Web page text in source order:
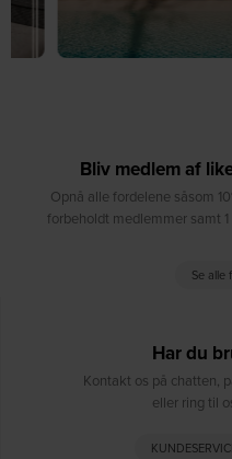
Bliv medlem af
Opnå alle fordelene såsom
forbeholdt medlemmer samt
Se alle
Har du
Kontakt os på chatten,
eller ring til